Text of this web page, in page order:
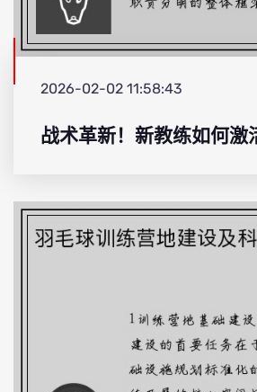
2026-02-02 11:58:43
战术革新！新教练如何激